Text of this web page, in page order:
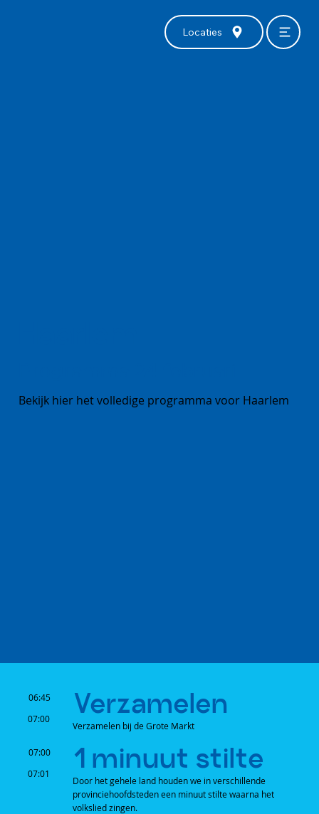
Locaties
Bekijk hier het volledige programma voor Haarlem
Verzamelen
Verzamelen bij de Grote Markt
06:45
07:00
1 minuut stilte
Door het gehele land houden we in verschillende
provinciehoofdsteden een minuut stilte waarna het
volkslied zingen.
07:00
07:01